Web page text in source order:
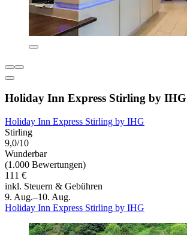
Holiday Inn Express Stirling by IHG
Holiday Inn Express Stirling by IHG
Stirling
9,0/10
Wunderbar
(1.000 Bewertungen)
111 €
inkl. Steuern & Gebühren
9. Aug.–10. Aug.
Holiday Inn Express Stirling by IHG